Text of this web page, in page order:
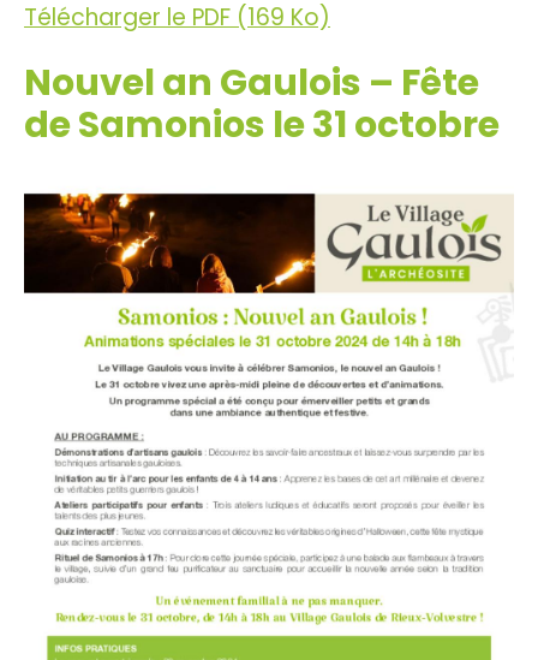
Télécharger le PDF (169 Ko)
Nouvel an Gaulois – Fête
de Samonios le 31 octobre